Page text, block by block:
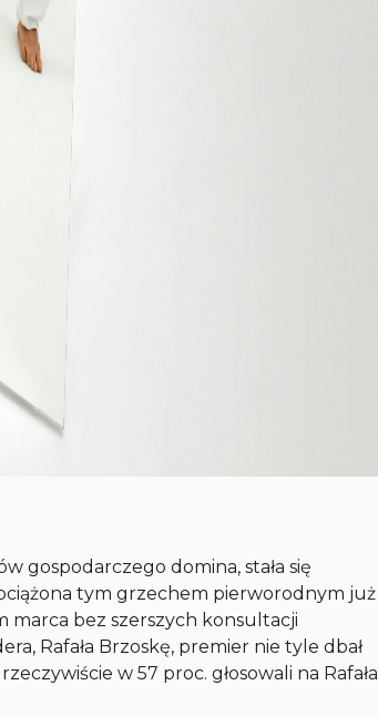
gospodarczego domina, stała się
tym grzechem pierworodnym już
marca bez szerszych konsultacji
Rafała Brzoskę, premier nie tyle dbał
w 57 proc. głosowali na Rafała